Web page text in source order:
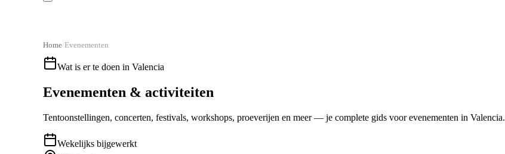
Home Evenementen
Wat is er te doen in Valencia
Evenementen & activiteiten
Tentoonstellingen, concerten, festivals, workshops, proeverijen en meer — je complete gids voor evenementen in Valencia.
Wekelijks bijgewerkt